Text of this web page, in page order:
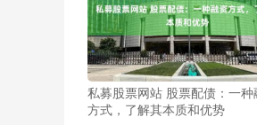
私募股票网站 股票配债：一种
方式，了解其本质和优势